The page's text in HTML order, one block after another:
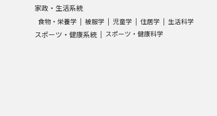
家政・生活系統
食物・栄養学 被服学 児童学 住居学 生活科学
スポーツ・健康系統 スポーツ・健康科学